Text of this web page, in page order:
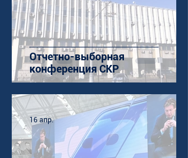
Отчетно-выборная
конференция СКР
16 апр.